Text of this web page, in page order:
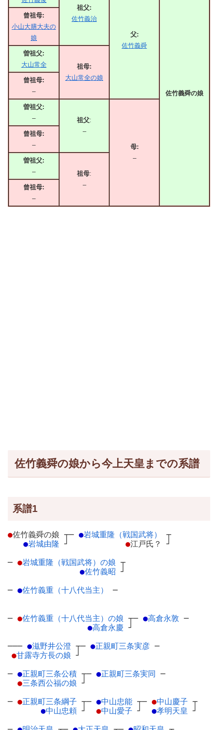
祖父:
佐竹義治
父:
佐竹義舜
佐竹義舜の娘
曾祖母:
小山大膳大夫の
娘
曽祖父:
大山常全
祖母:
大山常全の娘
曾祖母:
–
曽祖父:
–
祖父:
–
母:
–
曾祖母:
–
曽祖父:
–
祖母:
–
曾祖母:
–
佐竹義舜の娘から今上天皇までの系譜
系譜1
●佐竹義舜の娘 ┬
●岩城由隆 ┘
─ ●岩城重隆（戦国武将）
┬
●江戸氏？ ┘
─ ●岩城重隆（戦国武将）の娘 ┬
●佐竹義昭 ┘
─ ●佐竹義重（十八代当主） ─
─ ●佐竹義重（十八代当主）の娘 ┬
●高倉永慶 ┘
─ ●高倉永敦 ─
─── ●滋野井公澄 ┬
●甘露寺方長の娘 ┘
─ ●正親町三条実彦 ─
─ ●正親町三条公積 ┬
●三条西公福の娘 ┘
─ ●正親町三条実同 ─
─ ●正親町三条綱子 ┬
●中山忠頼 ┘
─ ●中山忠能 ┬
●中山愛子 ┘
─ ●中山慶子 ┬
●孝明天皇 ┘